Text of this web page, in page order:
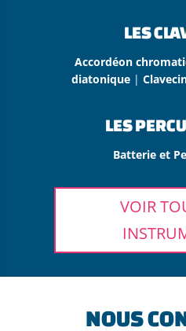
LES
Accordéon
diatonique |
LES
Batterie et
VOIR
NOUS